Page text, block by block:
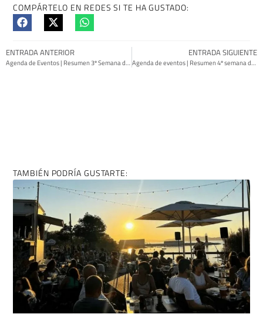
COMPÁRTELO EN REDES SI TE HA GUSTADO:
ENTRADA ANTERIOR
Agenda de Eventos | Resumen 3º Semana de Julio
ENTRADA SIGUIENTE
Agenda de eventos | Resumen 4º semana de Julio
TAMBIÉN PODRÍA GUSTARTE: